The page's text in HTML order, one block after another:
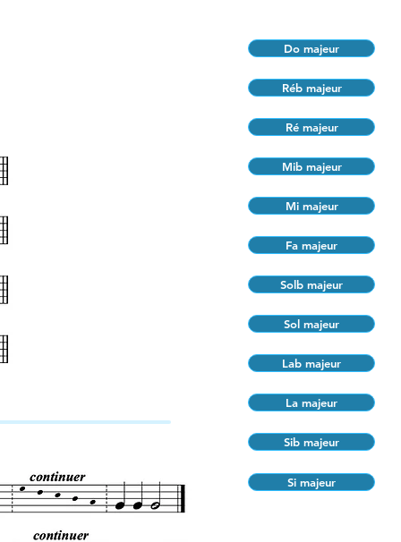
Do majeur
Réb majeur
Ré majeur
Mib majeur
Mi majeur
Fa majeur
Solb majeur
Sol majeur
Lab majeur
La majeur
Sib majeur
Si majeur